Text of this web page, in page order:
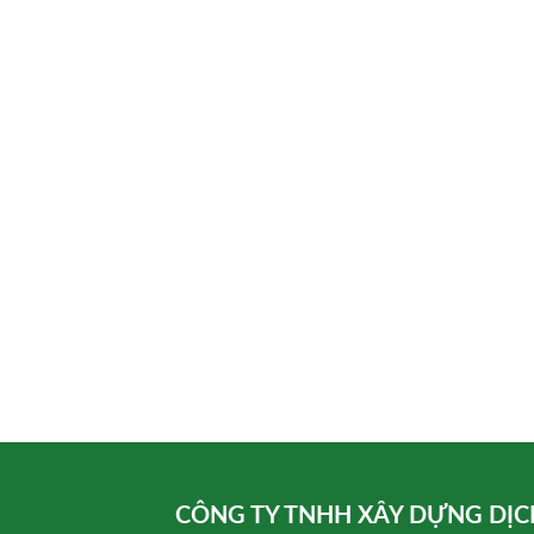
CÔNG TY TNHH XÂY DỰNG